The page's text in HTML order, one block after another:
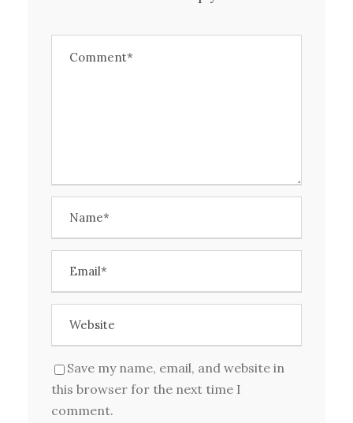
Save my name, email, and website in
this browser for the next time I
comment.